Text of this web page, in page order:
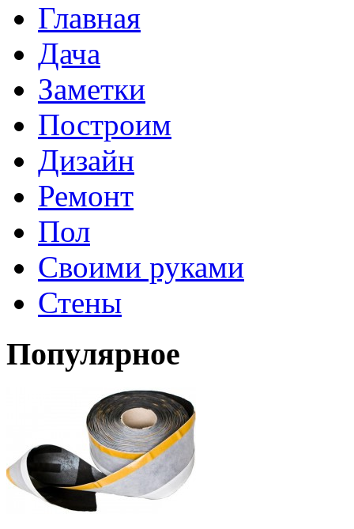
Главная
Дача
Заметки
Построим
Дизайн
Ремонт
Пол
Своими руками
Стены
Популярное